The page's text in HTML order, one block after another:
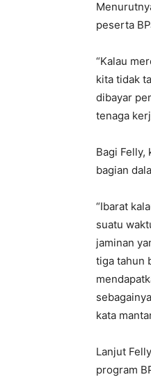
peserta
“Kalau
kita tidak
dibayar
tenaga
Bagi Felly,
bagian
“Ibarat
suatu
jaminan
tiga tahun
kata
Lanjut
program